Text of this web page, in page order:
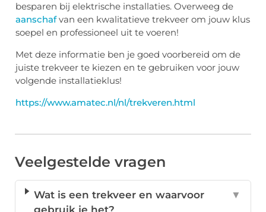
besparen bij elektrische installaties. Overweeg de
aanschafvan een kwalitatieve trekveer om jouw klus
soepel en professioneel uit te voeren!
Met deze informatie ben je goed voorbereid om de
juiste trekveer te kiezen en te gebruiken voor jouw
volgende installatieklus!
https://www.amatec.nl/nl/trekveren.html
Veelgestelde vragen
Wat is een trekveer en waarvoor
▼